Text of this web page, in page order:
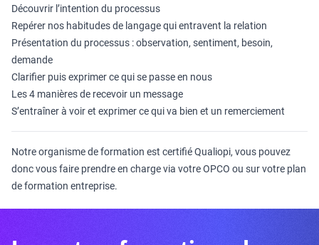
Découvrir l’intention du processus
Repérer nos habitudes de langage qui entravent la relation
Présentation du processus : observation, sentiment, besoin,
demande
Clarifier puis exprimer ce qui se passe en nous
Les 4 manières de recevoir un message
S’entraîner à voir et exprimer ce qui va bien et un remerciement
Notre organisme de formation est certifié Qualiopi, vous pouvez
donc vous faire prendre en charge via votre OPCO ou sur votre plan
de formation entreprise.